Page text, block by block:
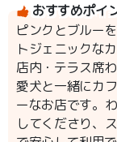
おすすめポイ
ピンクとブルー
トジェニックな
店内・テラス席
愛犬と一緒にカ
ーなお店です。
してくださり、